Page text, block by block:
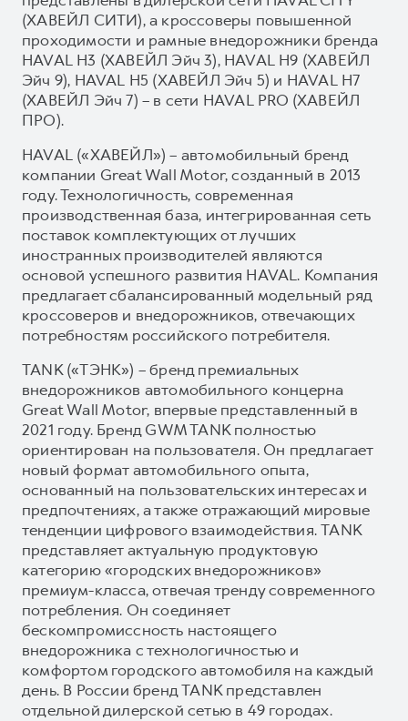
(ХАВЕЙЛ СИТИ), а кроссоверы повышенной
проходимости и рамные внедорожники бренда
HAVAL H3 (ХАВЕЙЛ Эйч 3), HAVAL H9 (ХАВЕЙЛ
Эйч 9), HAVAL H5 (ХАВЕЙЛ Эйч 5) и HAVAL H7
(ХАВЕЙЛ Эйч 7) – в сети HAVAL PRO (ХАВЕЙЛ
ПРО).
HAVAL («ХАВЕЙЛ») – автомобильный бренд
компании Great Wall Motor, созданный в 2013
году. Технологичность, современная
производственная база, интегрированная сеть
поставок комплектующих от лучших
иностранных производителей являются
основой успешного развития HAVAL. Компания
предлагает сбалансированный модельный ряд
кроссоверов и внедорожников, отвечающих
потребностям российского потребителя.
TANK («ТЭНК») – бренд премиальных
внедорожников автомобильного концерна
Great Wall Motor, впервые представленный в
2021 году. Бренд GWM TANK полностью
ориентирован на пользователя. Он предлагает
новый формат автомобильного опыта,
основанный на пользовательских интересах и
предпочтениях, а также отражающий мировые
тенденции цифрового взаимодействия. TANK
представляет актуальную продуктовую
категорию «городских внедорожников»
премиум-класса, отвечая тренду современного
потребления. Он соединяет
бескомпромиссность настоящего
внедорожника с технологичностью и
комфортом городского автомобиля на каждый
день. В России бренд TANK представлен
отдельной дилерской сетью в 49 городах.